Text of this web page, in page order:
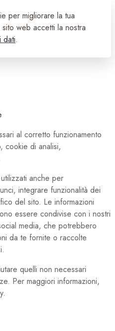
per migliorare la tua
web accetti la nostra
dati.
al corretto funzionamento
cookie di analisi,
anche per
integrare funzionalità dei
del sito. Le informazioni
essere condivise con i nostri
media, che potrebbero
da te fornite o raccolte
quelli non necessari
Per maggiori informazioni,